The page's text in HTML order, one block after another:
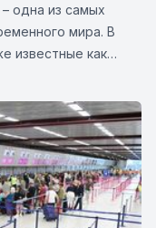
одна из самых
мира. В
известные как
— это
улыбки и
фактов о